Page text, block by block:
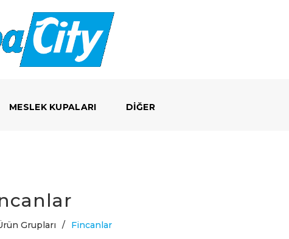
MESLEK KUPALARI DIĞER
Grupları / Fincanlar